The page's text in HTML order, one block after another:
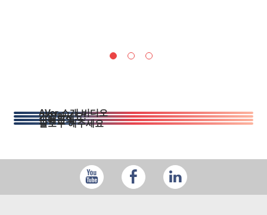
AVer 소개 비디오
가입하세요!
판매문의
팔로우 해주세요